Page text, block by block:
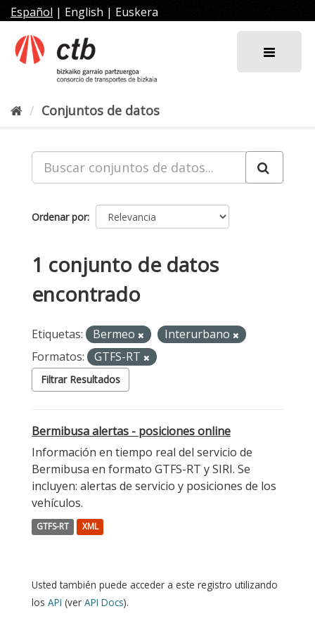
al
contenido
Español | English | Euskera
Conjuntos de datos
Ordenar por
1 conjunto de datos
encontrado
Etiquetas: Bermeo
Interurbano
Formatos:
GTFS-RT
Filtrar Resultados
Bermibusa alertas - posiciones online
Información en tiempo real del servicio de
Bermibusa en formato GTFS-RT y SIRI. Se
incluyen: alertas de servicio y posiciones de los
vehículos.
GTFS-RT XML
Usted también puede acceder a este registro utilizando
los API (ver API Docs).